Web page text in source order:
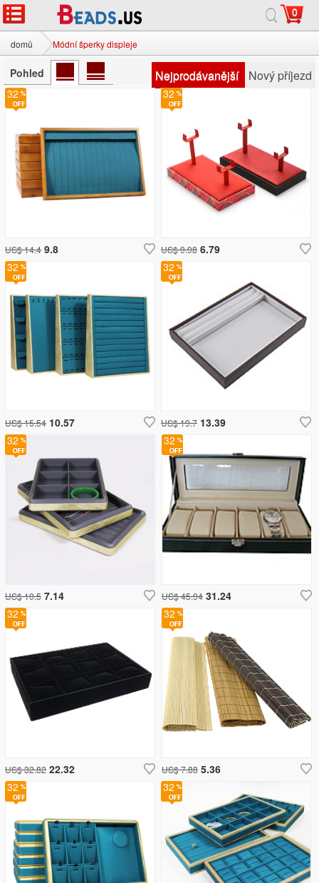
0
domů Módní šperky displeje
Pohled Nejprodávanější Nový příjezd
32
US$ 32.82 22.32
32
US$ 45.94 31.24
32
US$ 19.7 13.39
32
US$ 7.88 5.36
32
US$ 9.98 6.79
32
US$ 10.5 7.14
32
US$ 14.4 9.8
32
US$ 15.54 10.57
32
32